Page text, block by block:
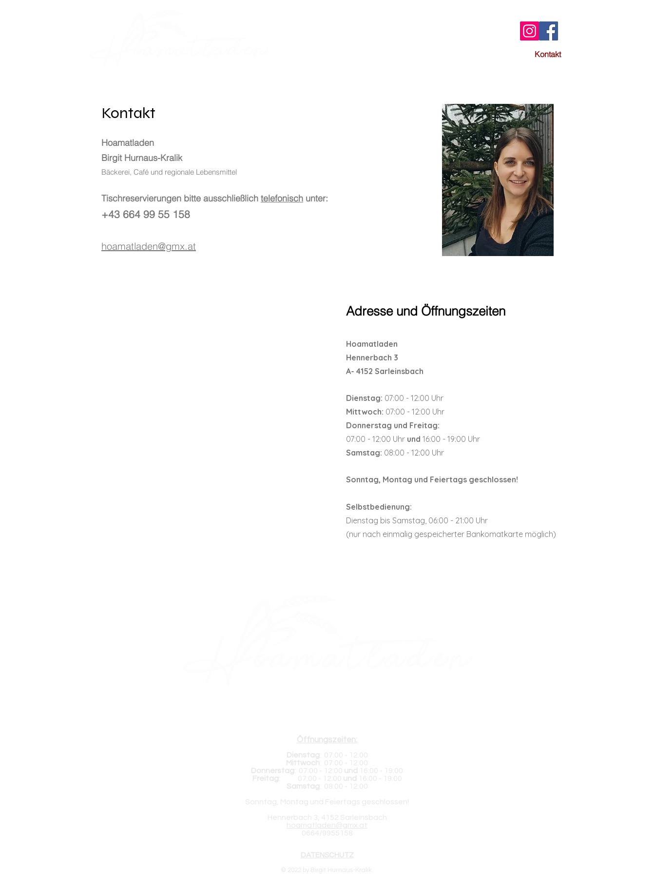
Kontakt
Kontakt
Hoamatladen
Birgit Hurnaus-Kralik
Bäckerei, Café und regionale Lebensmittel
Tischreservierungen bitte ausschließlich telefonisch unter:
+43 664 99 55 158
hoamatladen@gmx.at
Adresse und Öffnungszeiten
Hoamatladen
Hennerbach 3
A- 4152 Sarleinsbach
Dienstag: 07:00 - 12:00 Uhr
Mittwoch: 07:00 - 12:00 Uhr
Donnerstag und Freitag:
07:00 - 12:00 Uhr und 16:00 - 19:00 Uhr
Samstag: 08:00 - 12:00 Uhr
Sonntag, Montag und Feiertags geschlossen!
Selbstbedienung:
Dienstag bis Samstag, 06:00 - 21:00 Uhr
(nur nach einmalig gespeicherter Bankomatkarte möglich)
Öffnungszeiten:
Dienstag: 07:00 - 12:00
Mittwoch: 07:00 - 12:00
Donnerstag: 07:00 - 12:00 und 16:00 - 19:00
Freitag: 07:00 - 12:00 und 16:00 - 19:00
Samstag: 08:00 - 12:00
Sonntag, Montag und Feiertags geschlossen!
Hennerbach 3, 4152 Sarleinsbach
hoamatladen@gmx.at
0664/9955158
DATENSCHUTZ
© 2022 by Birgit Hurnaus-Kralik.